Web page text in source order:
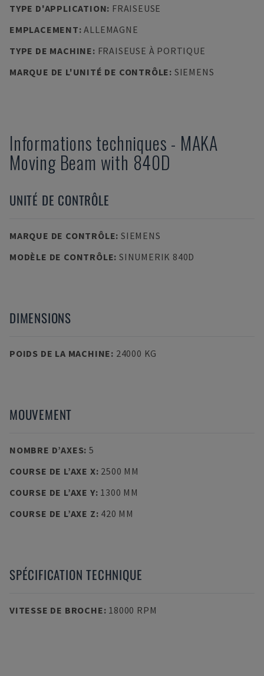
TYPE D'APPLICATION: FRAISEUSE
EMPLACEMENT:ALLEMAGNE
TYPE DE MACHINE: FRAISEUSE À PORTIQUE
MARQUE DE L'UNITÉ DE CONTRÔLE: SIEMENS
Informations techniques - MAKA
Moving Beam with 840D
UNITÉ DE CONTRÔLE
MARQUE DE CONTRÔLE: SIEMENS
MODÈLE DE CONTRÔLE: SINUMERIK 840D
DIMENSIONS
POIDS DE LA MACHINE: 24000 KG
MOUVEMENT
NOMBRE D’AXES: 5
COURSE DE L’AXE X: 2500 MM
COURSE DE L’AXE Y: 1300 MM
COURSE DE L’AXE Z: 420 MM
SPÉCIFICATION TECHNIQUE
VITESSE DE BROCHE: 18000 RPM